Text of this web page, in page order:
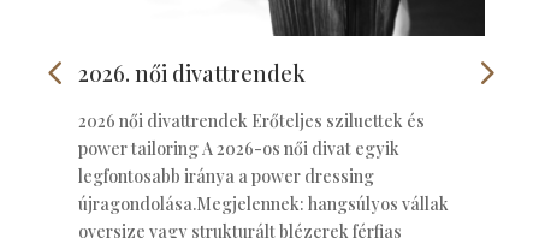
2026. női divattrendek
2026 női divattrendek Erőteljes sziluettek és
power tailoring A 2026-os női divat egyik
legfontosabb iránya a power dressing
újragondolása.Megjelennek: hangsúlyos vállak
oversize vagy strukturált blézerek férfias